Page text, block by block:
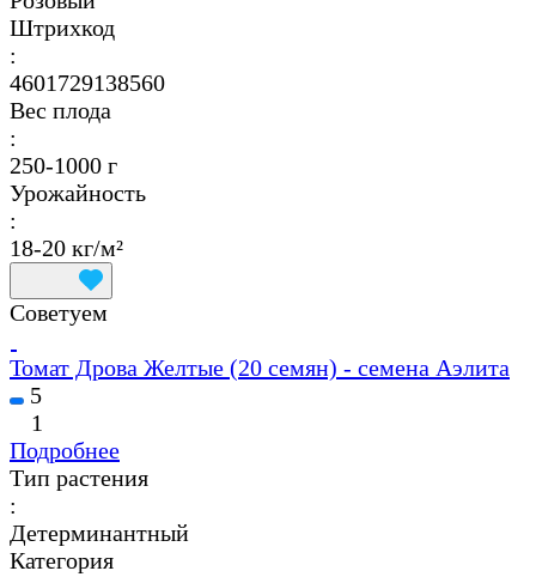
Штрихкод
:
4601729138560
Вес плода
:
250-1000 г
Урожайность
:
18-20 кг/м²
Советуем
Томат Дрова Желтые (20 семян) - семена Аэлита
5
1
Подробнее
Тип растения
:
Детерминантный
Категория